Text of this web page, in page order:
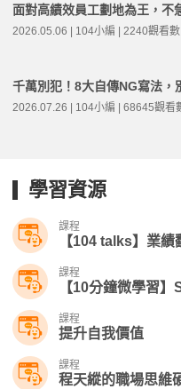
面對高績效員工劃地為王，不
2026.05.06 | 104小編 | 2240觀看數
千萬別犯！8大自傳NG寫法，
2026.07.26 | 104小編 | 68645觀看
學習資源
課程
【104 talks】業
課程
【10分鐘微學習
課程
提升自我價值
課程
程天縱的職場思維